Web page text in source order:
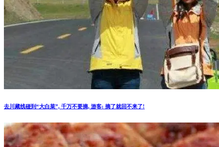
去川藏线碰到“大白菜”, 千万不要摘, 游客: 摘了就回不来了!